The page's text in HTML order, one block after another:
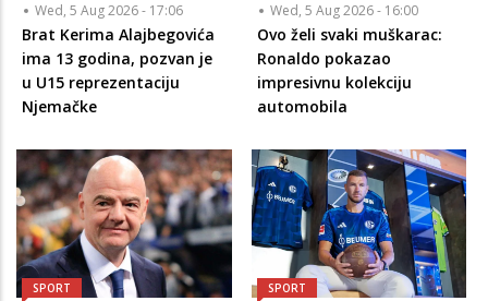
Wed, 5 Aug 2026 - 17:06
Brat Kerima Alajbegovića
ima 13 godina, pozvan je
u U15 reprezentaciju
Njemačke
Wed, 5 Aug 2026 - 16:00
Ovo želi svaki muškarac:
Ronaldo pokazao
impresivnu kolekciju
automobila
SPORT SPORT